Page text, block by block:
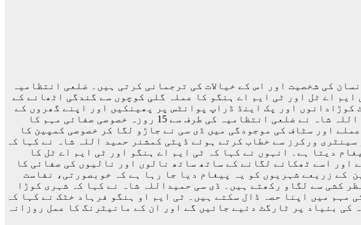
کی شخصیت اور اس کے خیالات کی ترجمانی کرتی ہیں۔ ضلعی انتظامیہ
ایم اے ٹل اور ٹی ایم اے ہنگو کا عملہ گلی کوچوں سے گندگی اٹھانے کے
کوڑادانوں اور پک اینڈ ڈراپ پوانٹس پر پھینکیں اور اپنے گھروں کے
ساتھ ساتھ گلی اور محلے کو بھی صاف ستھرا رکھیں۔ ان خیالات کا اظہار ڈپٹی کمشنر ہنگو حمید اللہ شاہ نے ضلعی انتظامیہ کی طرف سے 15 روزہ خصوصی صفائی مہم کا
اور سٹاف کی موجودگی میں ڈی سی نے جاڑو لگا کر خصوصی کمپین کا
ورکرز سے خطاب کرتے ہوئے ڈپٹی کمشنر حمید اللہ شاہ نے کہا کہ
دیتا ہے۔ انہوں نے کہا کہ ٹی ایم اے ہنگو اور ٹی ایم اے ٹل کا
اور اسے ٹھکانے لگانے کے ساتھ ساتھ نالوں اور نالیوں کی صفائی کا
کے زریعے شہریوں کو یہ پیغام دیا جا رہا ہے کہ خوبصورتی، نفاست
کشی سے لگاو رکھتے ہیں۔ ڈی سی حمیداللہ شاہ نے کہا کہ شہری کوڑا
مہم میں اپنا حصہ ڈال سکتے ہیں۔ ٹی ایم او ہنگو فرہاد خٹک نے کہا کہ
کی بنیاد پر ٹارگٹ دئیے جائیں گے اور ان کے مانیٹرنگ کا عمل روزانہ